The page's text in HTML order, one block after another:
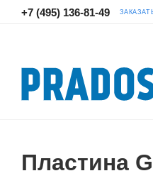
+7 (495) 136-81-49
Пластина